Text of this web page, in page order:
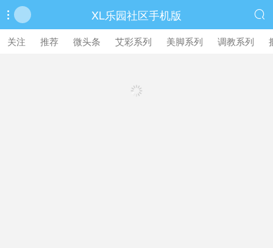
 XL乐园社区手机版 
关注 推荐 微头条 艾彩系列 美脚系列 调教系列
繁體中文版